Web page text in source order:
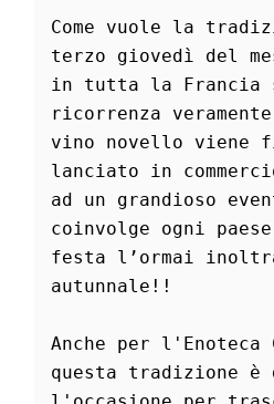
Come vuole la
terzo giovedì del
in tutta la Francia
ricorrenza
vino novello viene
lanciato in
ad un grandioso
coinvolge ogni
festa l’ormai
autunnale!!
Anche per l'
questa tradizione è